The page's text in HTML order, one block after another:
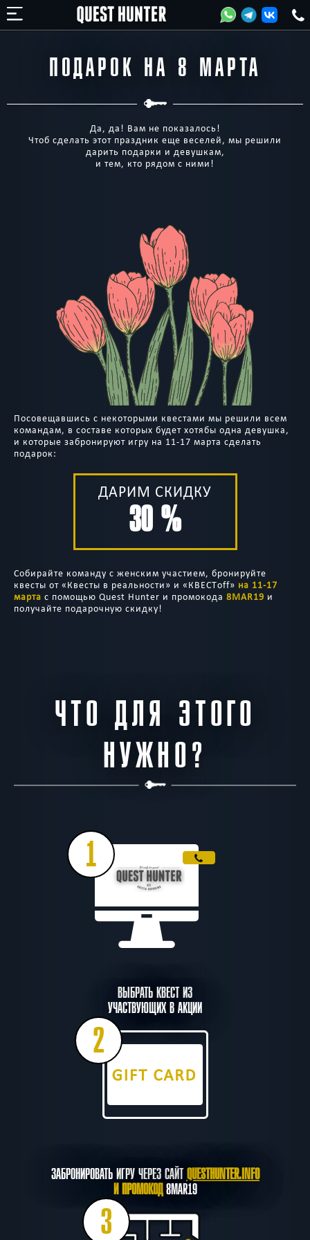
ПОДАРОК НА 8 МАРТА
Да, да! Вам не показалось!
Чтоб сделать этот праздник еще веселей, мы решили
дарить подарки и девушкам,
и тем, кто рядом с ними!
Посовещавшись с некоторыми квестами мы решили всем
командам, в составе которых будет хотябы одна девушка,
и которые забронируют игру на 11-17 марта сделать
подарок:
ДАРИМ СКИДКУ
30 %
Собирайте команду с женским участием, бронируйте
квесты от «Квесты в реальности» и «КВЕСТoff» на 11-17
марта с помощью Quest Hunter и промокода 8MAR19 и
получайте подарочную скидку!
ЧТО ДЛЯ ЭТОГО
НУЖНО?
1
ВЫБРАТЬ КВЕСТ ИЗ
УЧАСТВУЮЩИХ В АКЦИИ
2
ЗАБРОНИРОВАТЬ ИГРУ ЧЕРЕЗ САЙТQUESTHUNTER.INFO
И ПРОМОКОД8MAR19
3